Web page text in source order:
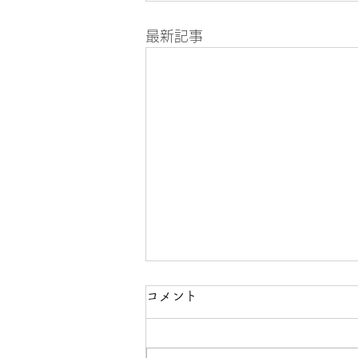
最新記事
8月の診療案内
中のみの診療になります、午後休
コメント